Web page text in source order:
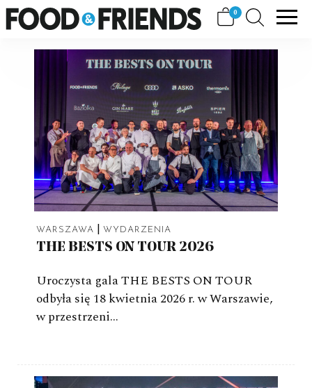
Skip
FOOD&FRIENDS
View
shopping
cart
0
WARSZAWA | WYDARZENIA
THE BESTS ON TOUR 2026
Uroczysta gala THE BESTS ON TOUR
odbyła się 18 kwietnia 2026 r. w Warszawie,
w przestrzeni…